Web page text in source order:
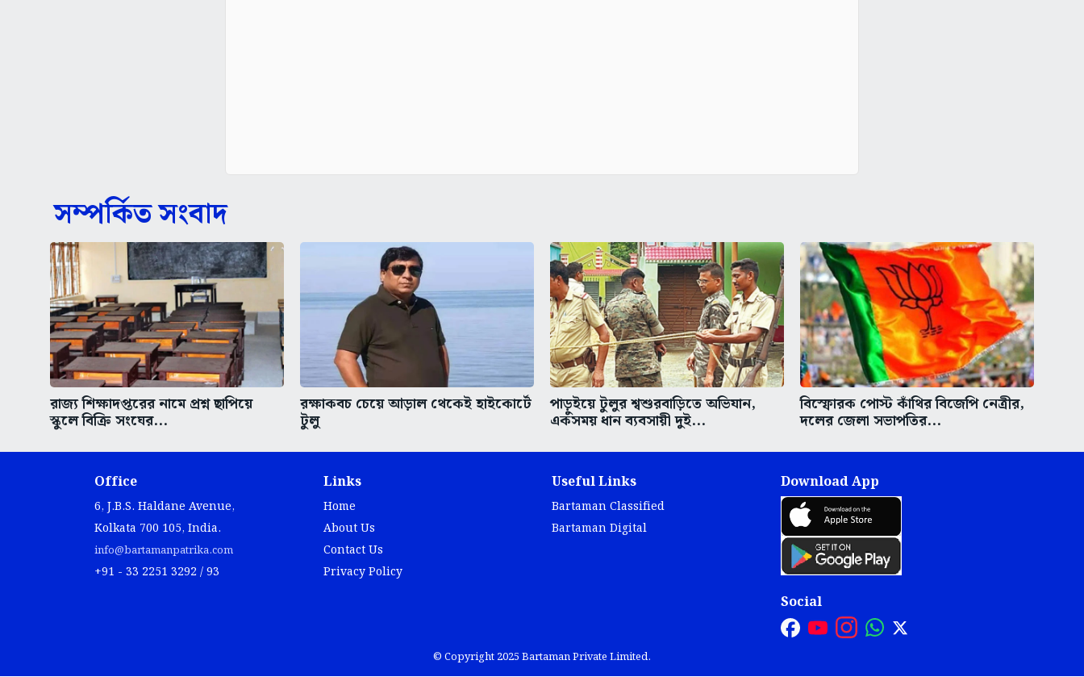
সম্পর্কিত সংবাদ
রাজ্য শিক্ষাদপ্তরের নামে প্রশ্ন ছাপিয়ে
স্কুলে বিক্রি সংঘের...
রক্ষাকবচ চেয়ে আড়াল থেকেই হাইকোর্টে
টুলু
পাড়ুইয়ে টুলুর শ্বশুরবাড়িতে অভিযান,
একসময় ধান ব্যবসায়ী দুই...
বিস্ফোরক পোস্ট কাঁথির বিজেপি নেত্রীর,
দলের জেলা সভাপতির...
Office
6, J.B.S. Haldane Avenue,
Kolkata 700 105, India.
info@bartamanpatrika.com
+91 - 33 2251 3292 / 93
Links
Home
About Us
Contact Us
Privacy Policy
Useful Links
Bartaman Classified
Bartaman Digital
Download App
Social
© Copyright 2025 Bartaman Private Limited.